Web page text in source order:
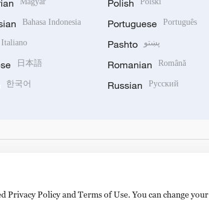
Bahasa Indonesia
Italiano
日本語
한국어
Polish
Portuguese Português
Pashto پښتو
Romanian Română
Russian Русский
Policy and Terms of Use. You can change your